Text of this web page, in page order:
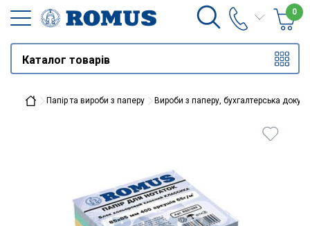
0
Каталог товарів
Папір та вироби з паперу Вироби з паперу, бухгалтерська